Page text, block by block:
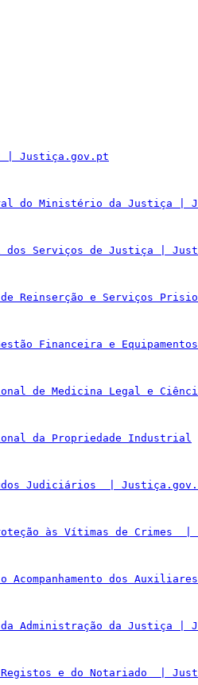
| Justiça.gov.pt
do Ministério da Justiça |
dos Serviços de Justiça |
de Reinserção e Serviços
Financeira e
de Medicina Legal e
da Propriedade Industrial
Judiciários  |
às Vítimas de Crimes
Acompanhamento dos
da Administração da Justiça |
e do Notariado  |